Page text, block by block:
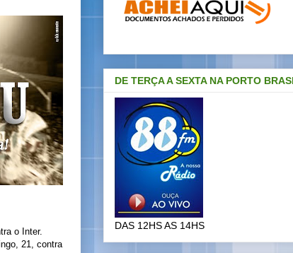
o Inter.
21, contra
DE TERÇA A SEXTA NA PORTO
DAS 12HS AS 14HS